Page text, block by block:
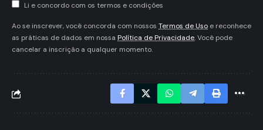
Li e concordo com os termos e condições
Ao se inscrever, você concorda com nossos Termos de Uso e reconhece
as práticas de dados em nossa Política de Privacidade. Você pode
cancelar a inscrição a qualquer momento.